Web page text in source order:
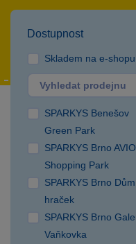
Dostupnost
Skladem na e-shopu
SPARKYS Benešov
Green Park
SPARKYS Brno
Shopping Park
SPARKYS Brno Dům
hraček
SPARKYS Brno
Vaňkovka